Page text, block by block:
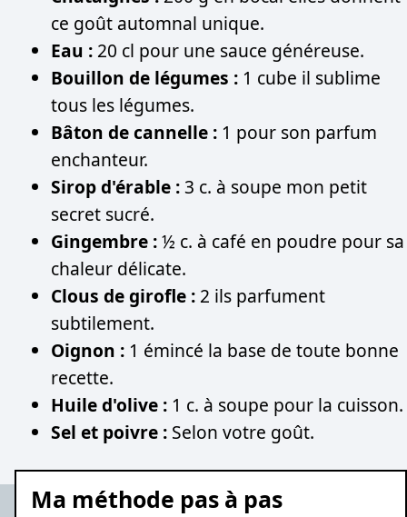
ce goût automnal unique.
Eau : 20 cl pour une sauce généreuse.
Bouillon de légumes : 1 cube il sublime
tous les légumes.
Bâton de cannelle : 1 pour son parfum
enchanteur.
Sirop d'érable :3 c. à soupe mon petit
secret sucré.
Gingembre :½ c. à café en poudre pour sa
chaleur délicate.
Clous de girofle : 2 ils parfument
subtilement.
Oignon : 1 émincé la base de toute bonne
recette.
Huile d'olive : 1 c. à soupe pour la cuisson.
Sel et poivre : Selon votre goût.
Ma méthode pas à pas